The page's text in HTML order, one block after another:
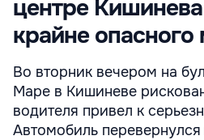
центре
крайне опасного
Во вторник вечером на
Маре в Кишиневе
водителя привел к
Автомобиль